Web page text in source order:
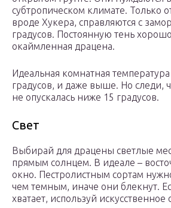
субтропическом климате. Только
вроде Хукера, справляются с
градусов. Постоянную тень
окаймленная драцена.
Идеальная комнатная
градусов, и даже выше. Но следи,
не опускалась ниже 15 градусов.
Свет
Выбирай для драцены светлые
прямым солнцем. В идеале –
окно. Пестролистным сортам
чем темным, иначе они блекнут.
хватает, используй